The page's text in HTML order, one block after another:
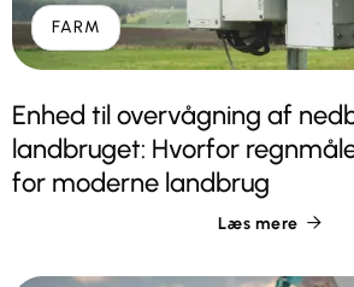
FARM
Enhed til overvågning af
landbruget: Hvorfor
for moderne landbrug
Læs mere 